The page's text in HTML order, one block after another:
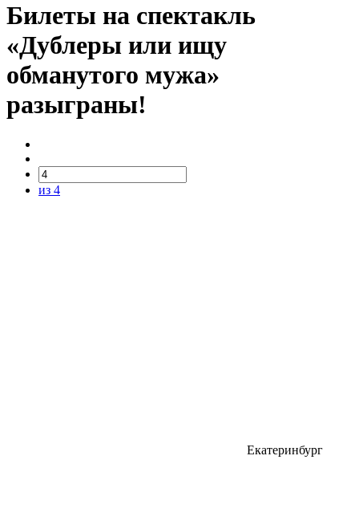
Билеты на спектакль
«Дублеры или ищу
обманутого мужа»
разыграны!
из 4
Екатеринбург